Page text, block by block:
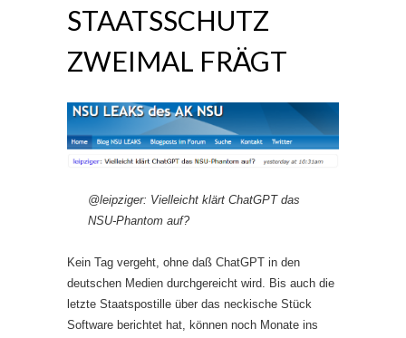
STAATSSCHUTZ
ZWEIMAL FRÄGT
@leipziger: Vielleicht klärt ChatGPT das
NSU-Phantom auf?
Kein Tag vergeht, ohne daß ChatGPT in den
deutschen Medien durchgereicht wird. Bis auch die
letzte Staatspostille über das neckische Stück
Software berichtet hat, können noch Monate ins